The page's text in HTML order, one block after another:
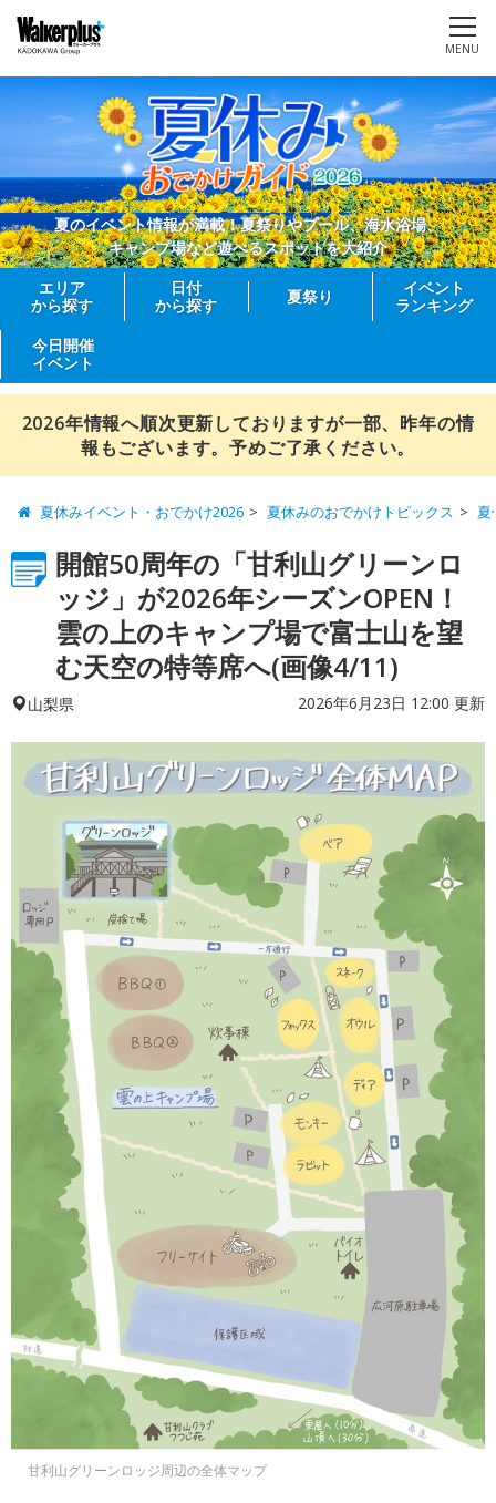
MENU
夏のイベント情報が満載！夏祭りやプール、海水浴場、
キャンプ場など遊べるスポットを大紹介
エリア
から探す
日付
から探す
夏祭り
イベント
ランキング
今日開催
イベント
2026年情報へ順次更新しておりますが一部、昨年の情
報もございます。予めご了承ください。
夏休みイベント・おでかけ2026 夏休みのおでかけトピックス 夏
開館50周年の「甘利山グリーンロ
ッジ」が2026年シーズンOPEN！
雲の上のキャンプ場で富士山を望
む天空の特等席へ(画像4/11)
山梨県 2026年6月23日 12:00 更新
甘利山グリーンロッジ周辺の全体マップ